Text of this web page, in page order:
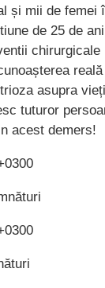
și mii de femei
de 25 de
asupra
tuturor
acest demers!